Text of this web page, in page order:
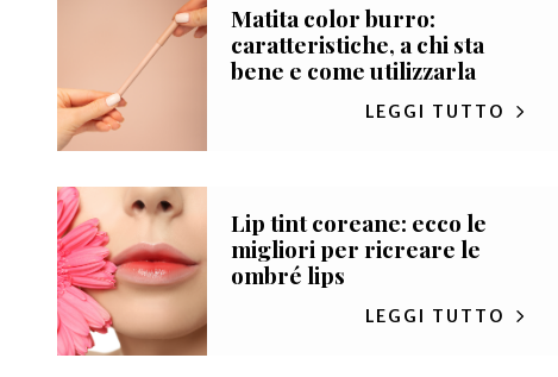
Matita color burro:
caratteristiche, a chi sta
bene e come utilizzarla
LEGGI TUTTO
Lip tint coreane: ecco le
migliori per ricreare le
ombré lips
LEGGI TUTTO